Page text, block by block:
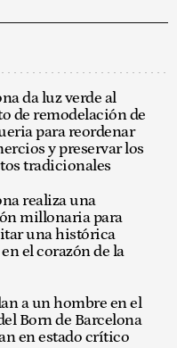
da luz verde al
de remodelación de
para reordenar
y preservar los
tradicionales
realiza una
millonaria para
una histórica
el corazón de la
a un hombre en el
Born de Barcelona
en estado crítico